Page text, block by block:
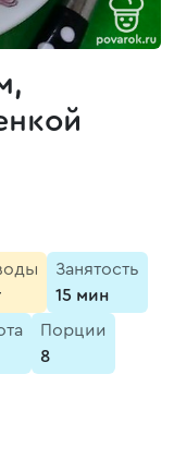
Занятость
15 мин
Порции
8